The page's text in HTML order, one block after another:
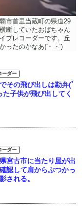
市首里当蔵町の県道29
断していたおばちゃん
ブレコーダーです。丘
ったのかなあ(´･_･`)
ーダー
その飛び出しは勘弁(ﾟ
子供が飛び出してく
ーダー
宮古市に当たり屋が出
認して肩からぶつかっ
される。